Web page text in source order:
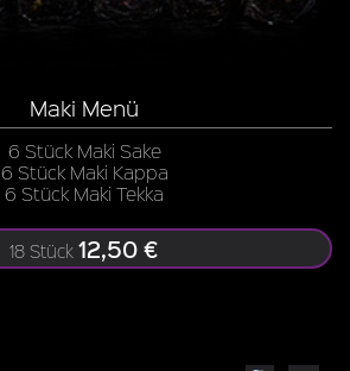
Maki Menü
6 Stück Maki Sake
6 Stück Maki Kappa
6 Stück Maki Tekka
18 Stück 12,50 €